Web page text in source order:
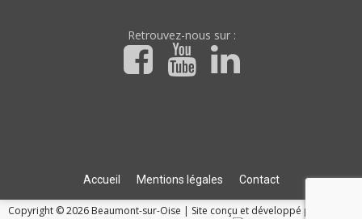
Retrouvez-nous sur :
Accueil Mentions légales Contact
Copyright © 2026 Beaumont-sur-Oise | Site conçu et développé par l'Union